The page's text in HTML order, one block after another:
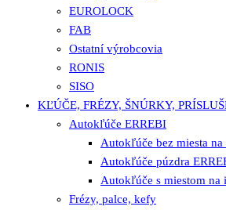
EUROLOCK
FAB
Ostatní výrobcovia
RONIS
SISO
KĽÚČE, FRÉZY, ŠNÚRKY,
Autokľúče ERREBI
Autokľúče bez miesta
Autokľúče púzdra
Autokľúče s miestom na
Frézy, palce, kefy